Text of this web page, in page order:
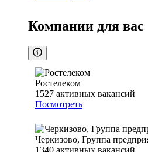
Компании для вас
Ростелеком
1527 активных вакансий
Посмотреть
Черкизово, Группа